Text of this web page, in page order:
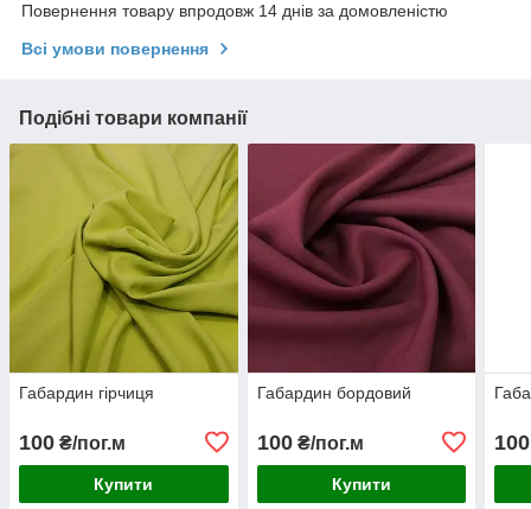
Повернення товару впродовж 14 днів за домовленістю
Всі умови повернення
Подібні товари компанії
Габардин гірчиця
100 ₴/пог.м
Купити
Габардин бордовий
100₴/пог.м
Купити
100